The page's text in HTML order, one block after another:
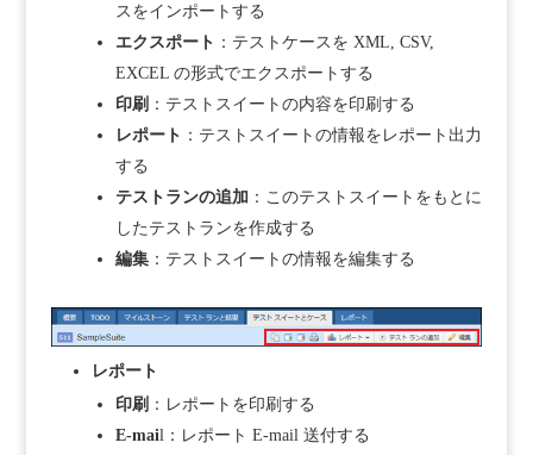
スをインポートする
エクスポート ：テストケースを XML, CSV,
EXCEL の形式でエクスポートする
印刷 ：テストスイートの内容を印刷する
レポート ：テストスイートの情報をレポート出力
する
テストランの追加 ：このテストスイートをもとに
したテストランを作成する
編集：テストスイートの情報を編集する
レポート
印刷 ：レポートを印刷する
E-mail：レポート E-mail 送付する